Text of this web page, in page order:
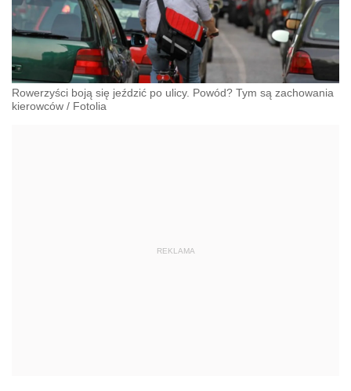
Rowerzyści boją się jeździć po ulicy. Powód? Tym są zachowania
kierowców / Fotolia